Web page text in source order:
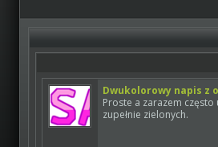
Dwukolorowy napis z
Proste a zarazem
zupełnie zielonych.